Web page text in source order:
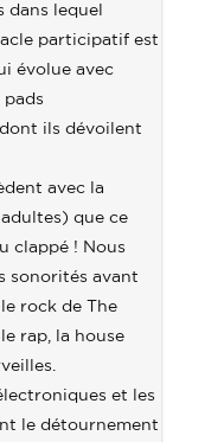
dans lequel
participatif est
évolue avec
ils dévoilent
avec la
que ce
clappé ! Nous
sonorités avant
rock de The
rap, la house
et les
le détournement